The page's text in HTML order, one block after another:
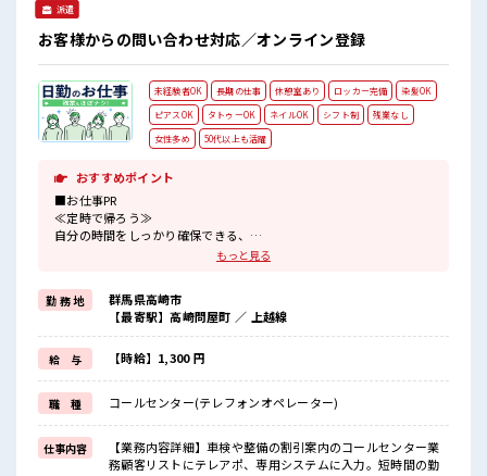
派遣
お客様からの問い合わせ対応／オンライン登録
未経験者OK 長期の仕事 休憩室あり ロッカー完備
染髪OK
ピアスOK
タトゥーOK ネイルOK シフト制
残業なし
女性多め
50代以上も活躍
おすすめポイント
■お仕事PR
≪定時で帰ろう≫
自分の時間をしっかり確保できる、
もちろん男性の応募も歓迎！
≪モチベーションもUP≫
派手過ぎなければ髪型や髪色自由♪
(規定有)≪未経験OKの仕事≫
新しいことにチャレンジするのは不安だけど、
しっかり働く環境が整っています！
イチからスキルUP・ステップUP目指していきましょう！
≪自分に向いている仕事が探せる≫
困った事などがあれば、
担当がしっかりサポートします！
もっと見る
勤 務 地
群馬県高崎市
【最寄駅】高崎問屋町 ／ 上越線
給 与 【時給】1,300 円
職 種 コールセンター(テレフォンオペレーター)
仕事内容
【業務内容詳細】車検や整備の割引案内のコールセンター業
務顧客リストにテレアポ、専用システムに入力。短時間の勤